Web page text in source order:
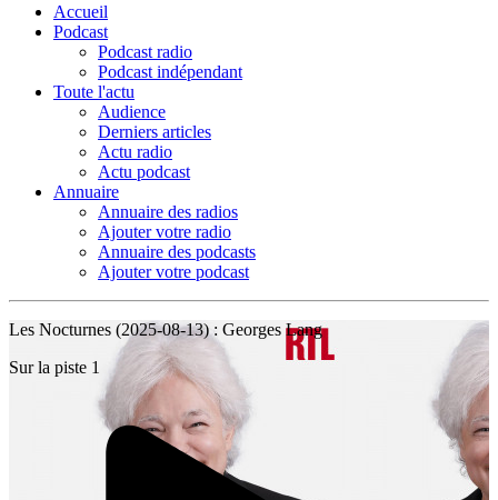
Accueil
Podcast
Podcast radio
Podcast indépendant
Toute l'actu
Audience
Derniers articles
Actu radio
Actu podcast
Annuaire
Annuaire des radios
Ajouter votre radio
Annuaire des podcasts
Ajouter votre podcast
Les Nocturnes (2025-08-13) : Georges Lang
Sur la piste 1